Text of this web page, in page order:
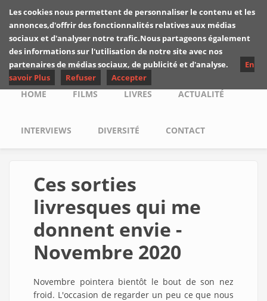
Skip to main content
Les critiques de
Yuyine
Main menu
HOME FILMS LIVRES ACTUALITÉ
INTERVIEWS DIVERSITÉ CONTACT
Ces sorties
livresques qui me
donnent envie -
Novembre 2020
Novembre pointera bientôt le bout de son nez
froid. L'occasion de regarder un peu ce que nous
Les cookies nous permettent de personnaliser le contenu et les
annonces,d'offrir des fonctionnalités relatives aux médias
sociaux et d'analyser notre trafic.Nous partageons également
des informations sur l'utilisation de notre site avec nos
partenaires de médias sociaux, de publicité et d'analyse.
En
savoir Plus
Refuser Accepter